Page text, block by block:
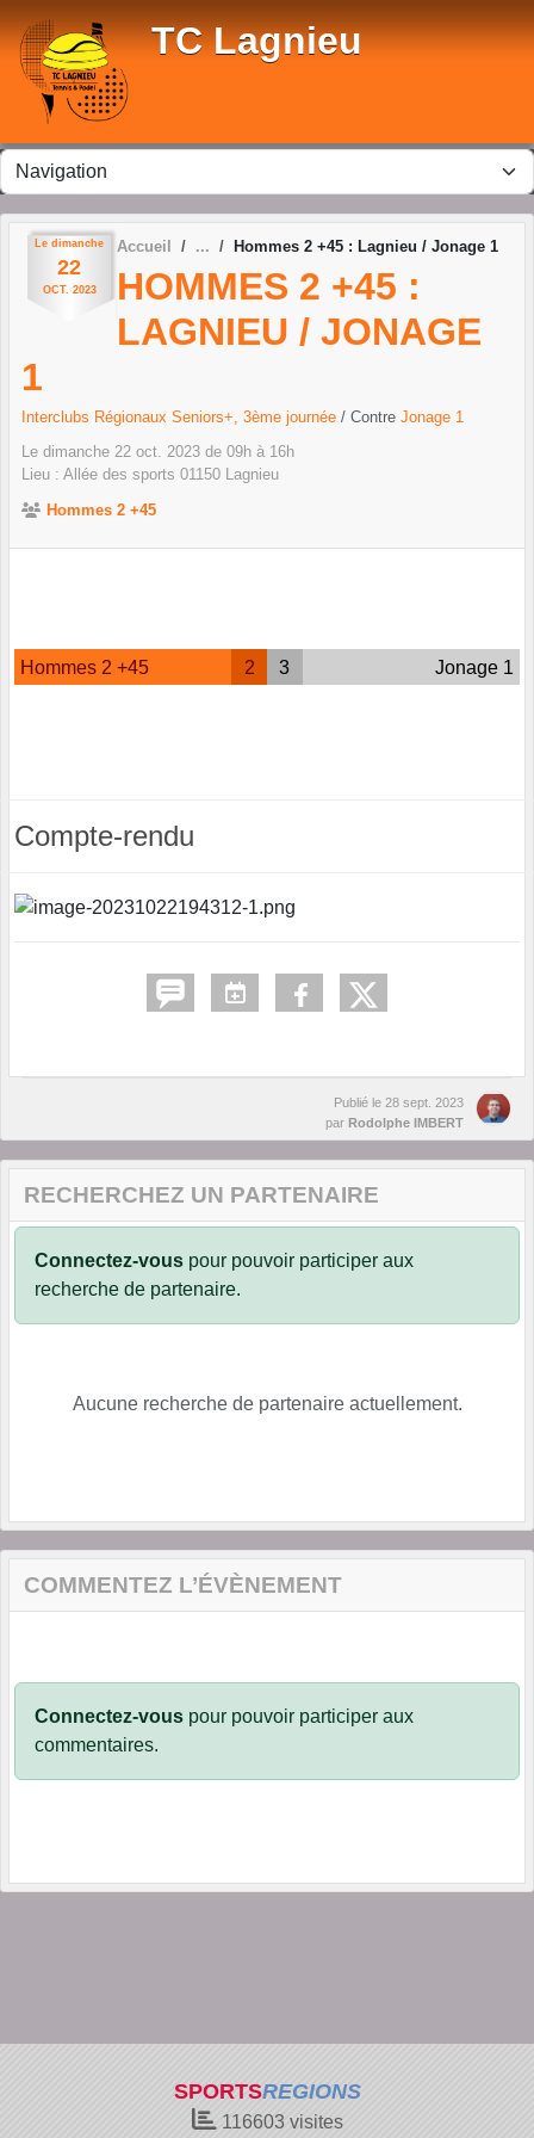
TC Lagnieu
Le dimanche
22
OCT. 2023
Accueil Hommes 2 +45 : Lagnieu / Jonage 1
HOMMES 2 +45 :
LAGNIEU / JONAGE
1
Interclubs Régionaux Seniors+, 3ème journée / Contre Jonage 1
Le dimanche 22 oct. 2023 de 09h à 16h
Lieu : Allée des sports 01150 Lagnieu
Hommes 2 +45
Hommes 2 +45 2 3 Jonage 1
Compte-rendu
Publié le 28 sept. 2023
par Rodolphe IMBERT
RECHERCHEZ UN PARTENAIRE
Connectez-vous pour pouvoir participer aux
recherche de partenaire.
Aucune recherche de partenaire actuellement.
COMMENTEZ L’ÉVÈNEMENT
Connectez-vous pour pouvoir participer aux
commentaires.
SPORTSREGIONS
116603 visites